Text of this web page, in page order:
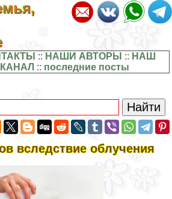
:: НАШИ АВТОРЫ :: НАШ
КАНАЛ :: последние посты
вследствие облучения